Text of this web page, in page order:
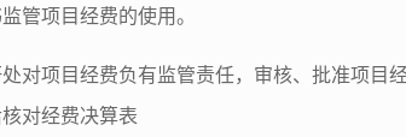
管项目经费的使用。
对项目经费负有监管责任，审核、批准项目
对经费决算表